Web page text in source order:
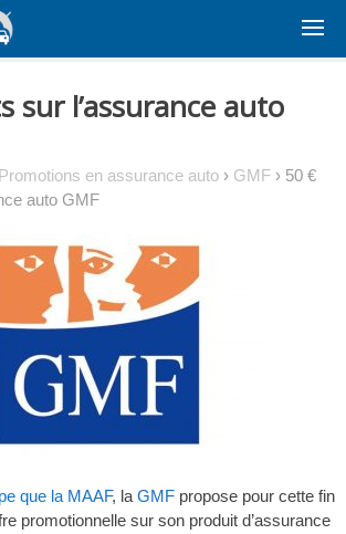
sur l’assurance auto
Promotions en assurance auto › GMF › 50 €
auto GMF
que la MAAF, la GMF propose pour cette fin
promotionnelle sur son produit d’assurance